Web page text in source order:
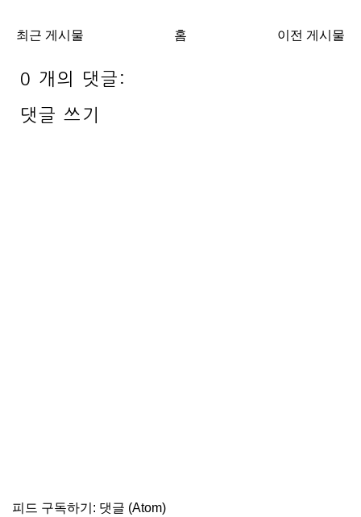
최근 게시물 이전 게시물
홈
0 개의 댓글:
댓글 쓰기
피드 구독하기: 댓글 (Atom)